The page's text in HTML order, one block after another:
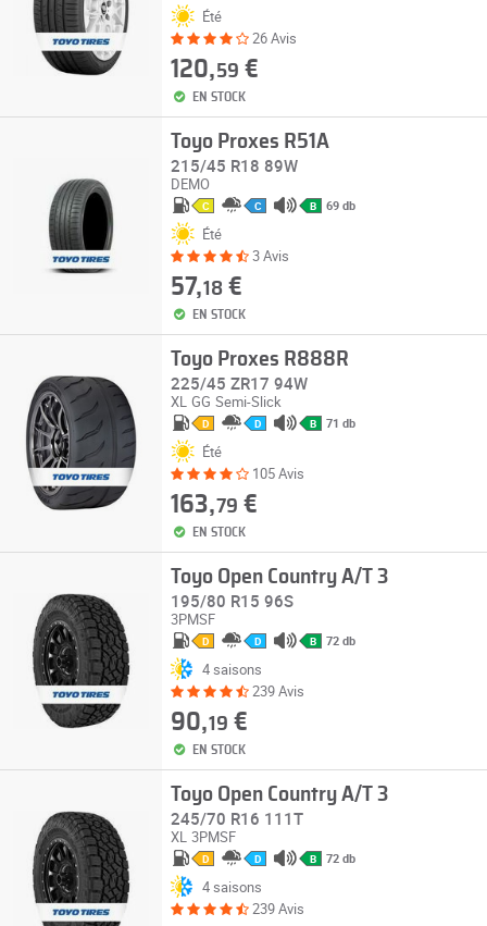
Été
26 Avis
120,59 €
EN STOCK
Toyo Proxes R51A
215/45 R18 89W
DEMO
C C B 69 db
Été
3 Avis
57,18€
EN STOCK
Toyo Proxes R888R
225/45 ZR17 94W
XL GG Semi-Slick
D D B 71 db
Été
105 Avis
163,79 €
EN STOCK
Toyo Open Country A/T 3
195/80 R15 96S
3PMSF
D D B 72 db
4 saisons
239 Avis
90,19 €
EN STOCK
Toyo Open Country A/T 3
245/70 R16 111T
XL 3PMSF
D D B 72 db
4 saisons
239 Avis